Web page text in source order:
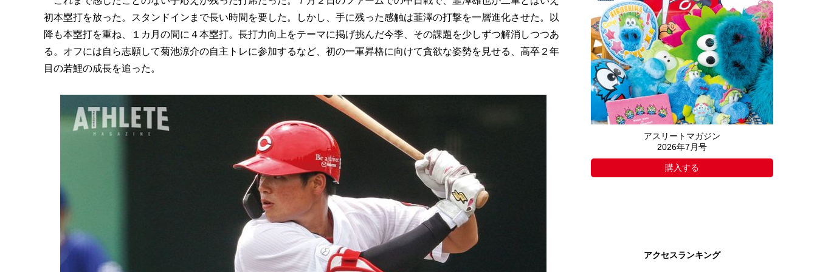
初本塁打を放った。スタンドインまで長い時間を要した。しかし、手に残った感触は韮澤の打撃を一層進化させた。以
降も本塁打を重ね、１カ月の間に４本塁打。長打力向上をテーマに掲げ挑んだ今季、その課題を少しずつ解消しつつあ
る。オフには自ら志願して菊池涼介の自主トレに参加するなど、初の一軍昇格に向けて貪欲な姿勢を見せる、高卒２年
目の若鯉の成長を追った。
アスリートマガジン
2026年7月号
購入する
アクセスランキング